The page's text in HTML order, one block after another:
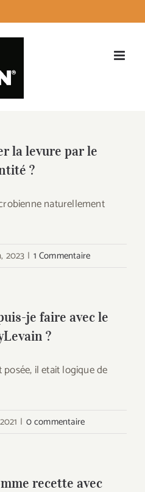
la levure par le
?
naturellement
2023 | 1 Commentaire
je faire avec le
?
il etait logique de
| 0 commentaire
recette avec